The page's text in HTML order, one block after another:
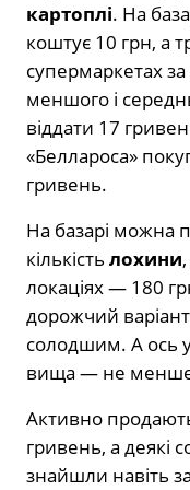
картоплі. На
коштує 10 грн, а
супермаркетах за
меншого і
віддати 17
«Беллароса»
гривень.
На базарі можна
кількість лохини
локаціях — 180
дорожчий
солодшим. А ось
вища — не менше
Активно
гривень, а деякі
знайшли навіть